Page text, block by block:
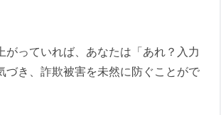
がっていれば、あなたは「あれ？入力
づき、詐欺被害を未然に防ぐことがで